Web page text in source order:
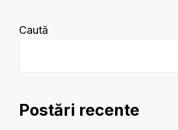
Caută
Postări recente